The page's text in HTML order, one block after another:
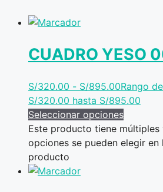
CUADRO YESO
S/320.00 - S/895.00Rango
S/320.00 hasta S/895.00
Seleccionar opciones
Este producto tiene múltiples
opciones se pueden elegir en
producto